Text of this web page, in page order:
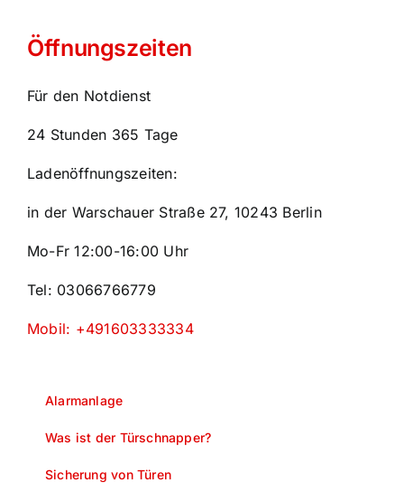
Öffnungszeiten
Für den Notdienst
24 Stunden 365 Tage
Ladenöffnungszeiten:
in der Warschauer Straße 27, 10243 Berlin
Mo-Fr 12:00-16:00 Uhr
Tel: 03066766779
Mobil: +491603333334
Alarmanlage
Was ist der Türschnapper?
Sicherung von Türen